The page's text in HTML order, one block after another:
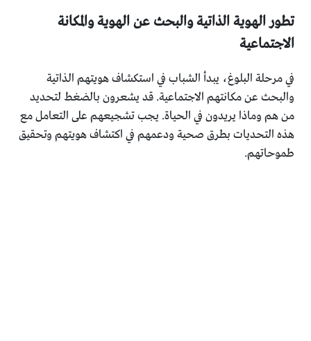
تطور الهوية الذاتية والبحث عن الهوية والمكانة
الاجتماعية
في مرحلة البلوغ، يبدأ الشباب في استكشاف هويتهم الذاتية
والبحث عن مكانتهم الاجتماعية. قد يشعرون بالضغط لتحديد
من هم وماذا يريدون في الحياة. يجب تشجيعهم على التعامل مع
هذه التحديات بطرق صحية ودعمهم في اكتشاف هويتهم وتحقيق
طموحاتهم.